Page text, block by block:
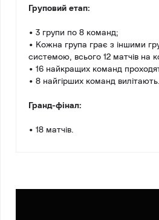
Груповий етап:
• 3 групи по 8 команд;
• Кожна група грає з іншими
системою, всього 12 матчів на
• 16 найкращих команд
• 8 найгірших команд вилітають.
Гранд-фінал:
• 18 матчів.